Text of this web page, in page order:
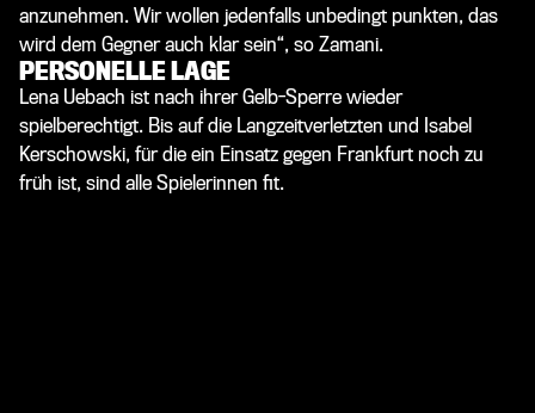
anzunehmen. Wir wollen jedenfalls unbedingt punkten, das
wird dem Gegner auch klar sein“, so Zamani.
PERSONELLE LAGE
Lena Uebach ist nach ihrer Gelb-Sperre wieder
spielberechtigt. Bis auf die Langzeitverletzten und Isabel
Kerschowski, für die ein Einsatz gegen Frankfurt noch zu
früh ist, sind alle Spielerinnen fit.